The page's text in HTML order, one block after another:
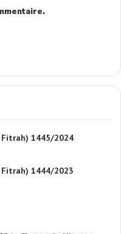
1445/2024
1444/2023